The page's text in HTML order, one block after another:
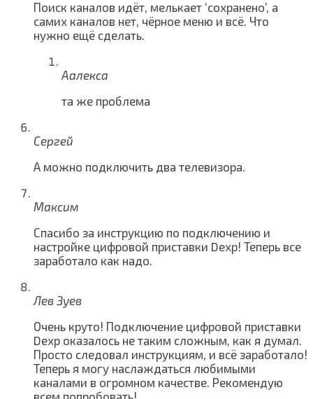
Поиск каналов идёт, мелькает ‘сохранено’, а
самих каналов нет, чёрное меню и всё. Что
нужно ещё сделать.
Аалекса
та же проблема
Сергей
А можно подключить два телевизора.
Максим
Спасибо за инструкцию по подключению и
настройке цифровой приставки Dexp! Теперь все
заработало как надо.
Лев Зуев
Очень круто! Подключение цифровой приставки
Dexp оказалось не таким сложным, как я думал.
Просто следовал инструкциям, и всё заработало!
Теперь я могу наслаждаться любимыми
каналами в огромном качестве. Рекомендую